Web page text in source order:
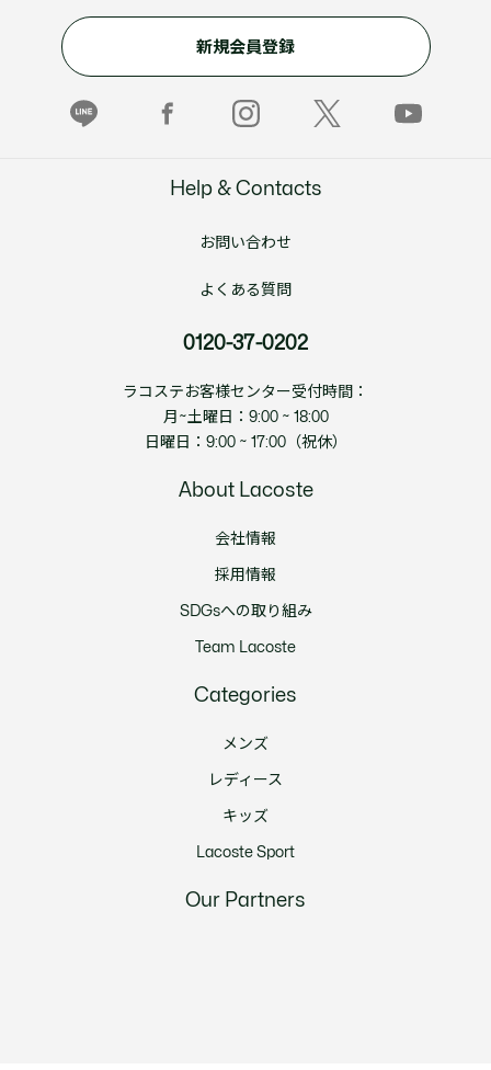
新規会員登録
Help & Contacts
お問い合わせ
よくある質問
0120-37-0202
ラコステお客様センター受付時間：
月~土曜日：9:00 ~ 18:00
日曜日：9:00 ~ 17:00（祝休）
About Lacoste
会社情報
採用情報
SDGsへの取り組み
Team Lacoste
Categories
メンズ
レディース
キッズ
Lacoste Sport
Our Partners